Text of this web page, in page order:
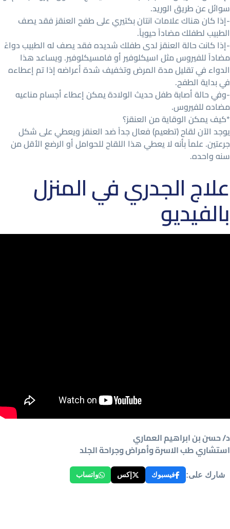
سوائل عن طريق الوريد.
-إذا كان هناك علامات انتان بكتيري على طفح العنقز فقد يصف
الطبيب لطفلك مضاداً حيوياً.
-إذا كانت حالة العنقز لدى طفلك شديده فقد يصف له الطبيب دواءً
مضاداً للفيروس مثل اسيكلوفير أو فامسيكلوفير. ويساعد هذا
الدواء في تقليل مدة المرض وتخفيف شدة أعراضه إذا تم إعطاءه
في بداية الطفح.
-وفي حالة أصابة طفل حديث الولادة يمكن إعطاء أجسام مناعيه
مضاده للفيروس.
*كيف يمكن الوقاية من العنقز؟
يوجد الآن لقاح (تطعيم) فعال جداً ضد العنقز ويعطي على شكل
جرعتين. علماً بأنه لا يعطي هذا اللقاح للحوامل أو الرضع الأقل من
سنه واحده.
علاج الجدري في المنزل
بالفيديو
د/ حسن بن ابراهيم العماري
استشاري طب الاسرة وأمراض وجراحة الجلد
شارك على: فيسبوك إكس واتساب